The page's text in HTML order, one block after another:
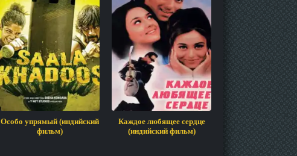
Особо упрямый (индийский
фильм)
Каждое любящее сердце
(индийский фильм)
Дева и Дас